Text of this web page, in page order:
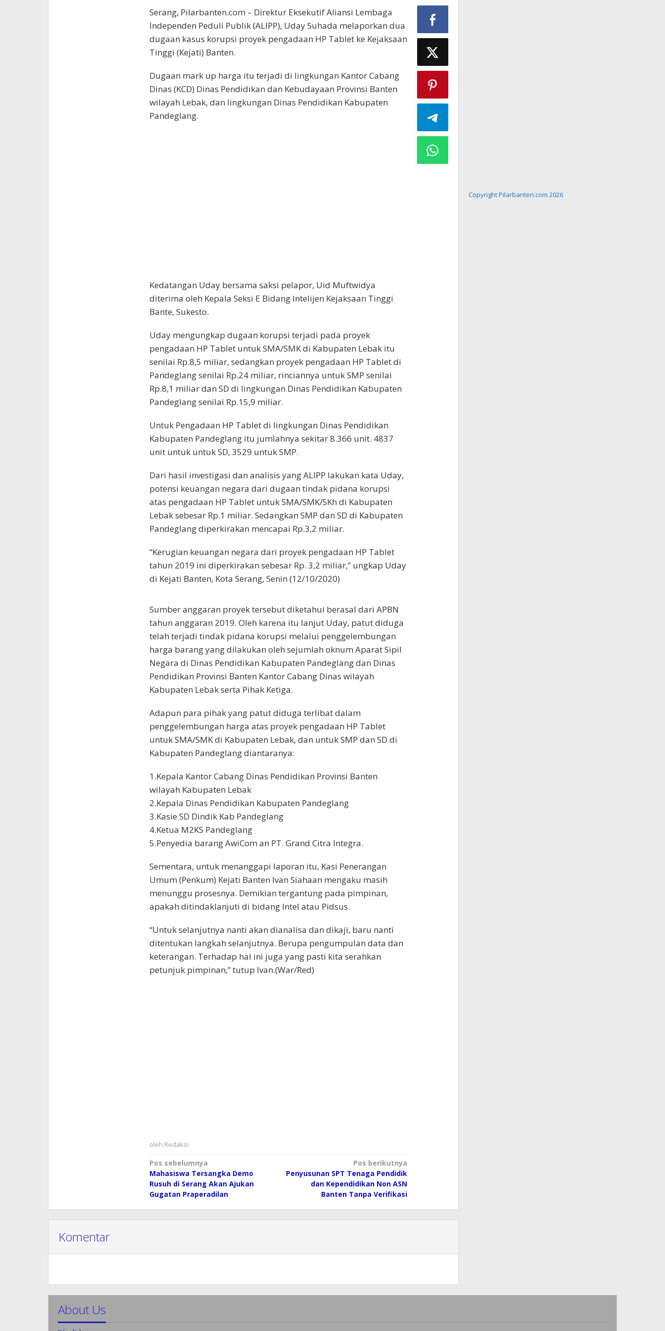
Serang, Pilarbanten.com – Direktur Eksekutif Aliansi Lembaga
Independen Peduli Publik (ALIPP), Uday Suhada melaporkan dua
dugaan kasus korupsi proyek pengadaan HP Tablet ke Kejaksaan
Tinggi (Kejati) Banten.
Dugaan mark up harga itu terjadi di lingkungan Kantor Cabang
Dinas (KCD) Dinas Pendidikan dan Kebudayaan Provinsi Banten
wilayah Lebak, dan lingkungan Dinas Pendidikan Kabupaten
Pandeglang.
Kedatangan Uday bersama saksi pelapor, Uid Muftwidya
diterima oleh Kepala Seksi E Bidang Intelijen Kejaksaan Tinggi
Bante, Sukesto.
Uday mengungkap dugaan korupsi terjadi pada proyek
pengadaan HP Tablet untuk SMA/SMK di Kabupaten Lebak itu
senilai Rp.8,5 miliar, sedangkan proyek pengadaan HP Tablet di
Pandeglang senilai Rp.24 miliar, rinciannya untuk SMP senilai
Rp.8,1 miliar dan SD di lingkungan Dinas Pendidikan Kabupaten
Pandeglang senilai Rp.15,9 miliar.
Untuk Pengadaan HP Tablet di lingkungan Dinas Pendidikan
Kabupaten Pandeglang itu jumlahnya sekitar 8.366 unit. 4837
unit untuk untuk SD, 3529 untuk SMP.
Dari hasil investigasi dan analisis yang ALIPP lakukan kata Uday,
potensi keuangan negara dari dugaan tindak pidana korupsi
atas pengadaan HP Tablet untuk SMA/SMK/SKh di Kabupaten
Lebak sebesar Rp.1 miliar. Sedangkan SMP dan SD di Kabupaten
Pandeglang diperkirakan mencapai Rp.3,2 miliar.
“Kerugian keuangan negara dari proyek pengadaan HP Tablet
tahun 2019 ini diperkirakan sebesar Rp. 3,2 miliar,” ungkap Uday
di Kejati Banten, Kota Serang, Senin (12/10/2020)
Sumber anggaran proyek tersebut diketahui berasal dari APBN
tahun anggaran 2019. Oleh karena itu lanjut Uday, patut diduga
telah terjadi tindak pidana korupsi melalui penggelembungan
harga barang yang dilakukan oleh sejumlah oknum Aparat Sipil
Negara di Dinas Pendidikan Kabupaten Pandeglang dan Dinas
Pendidikan Provinsi Banten Kantor Cabang Dinas wilayah
Kabupaten Lebak serta Pihak Ketiga.
Adapun para pihak yang patut diduga terlibat dalam
penggelembungan harga atas proyek pengadaan HP Tablet
untuk SMA/SMK di Kabupaten Lebak, dan untuk SMP dan SD di
Kabupaten Pandeglang diantaranya:
1.Kepala Kantor Cabang Dinas Pendidikan Provinsi Banten
wilayah Kabupaten Lebak
2.Kepala Dinas Pendidikan Kabupaten Pandeglang
3.Kasie SD Dindik Kab Pandeglang
4.Ketua M2KS Pandeglang
5.Penyedia barang AwiCom an PT. Grand Citra Integra.
Sementara, untuk menanggapi laporan itu, Kasi Penerangan
Umum (Penkum) Kejati Banten Ivan Siahaan mengaku masih
menunggu prosesnya. Demikian tergantung pada pimpinan,
apakah ditindaklanjuti di bidang Intel atau Pidsus.
“Untuk selanjutnya nanti akan dianalisa dan dikaji, baru nanti
ditentukan langkah selanjutnya. Berupa pengumpulan data dan
keterangan. Terhadap hal ini juga yang pasti kita serahkan
petunjuk pimpinan,” tutup Ivan.(War/Red)
oleh Redaksi
Navigasi
pos
Pos sebelumnya
Mahasiswa Tersangka Demo
Rusuh di Serang Akan Ajukan
Gugatan Praperadilan
Pos berikutnya
Penyusunan SPT Tenaga Pendidik
dan Kependidikan Non ASN
Banten Tanpa Verifikasi
Komentar
Copyright Pilarbanten.com 2026
About Us